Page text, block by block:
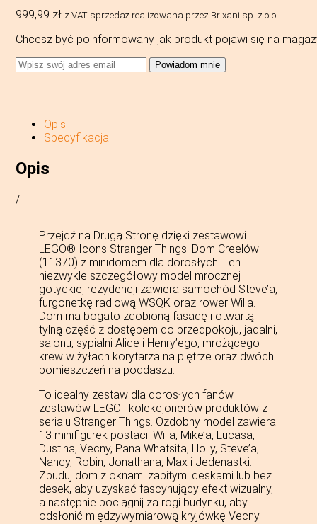
999,99 zł z VAT sprzedaż realizowana przez Brixani sp. z o.o.
Chcesz być poinformowany jak produkt pojawi się na
Powiadom mnie
Opis
Specyfikacja
Opis
/
Przejdź na Drugą Stronę dzięki zestawowi
LEGO® Icons Stranger Things: Dom Creelów
(11370) z minidomem dla dorosłych. Ten
niezwykle szczegółowy model mrocznej
gotyckiej rezydencji zawiera samochód Steve’a,
furgonetkę radiową WSQK oraz rower Willa.
Dom ma bogato zdobioną fasadę i otwartą
tylną część z dostępem do przedpokoju, jadalni,
salonu, sypialni Alice i Henry’ego, mrożącego
krew w żyłach korytarza na piętrze oraz dwóch
pomieszczeń na poddaszu.
To idealny zestaw dla dorosłych fanów
zestawów LEGO i kolekcjonerów produktów z
serialu Stranger Things. Ozdobny model zawiera
13 minifigurek postaci: Willa, Mike’a, Lucasa,
Dustina, Vecny, Pana Whatsita, Holly, Steve’a,
Nancy, Robin, Jonathana, Max i Jedenastki.
Zbuduj dom z oknami zabitymi deskami lub bez
desek, aby uzyskać fascynujący efekt wizualny,
a następnie pociągnij za rogi budynku, aby
odsłonić międzywymiarową kryjówkę Vecny.